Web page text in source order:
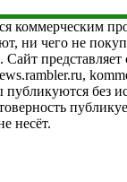
коммерческим
ни чего не
представляет
без
несёт.